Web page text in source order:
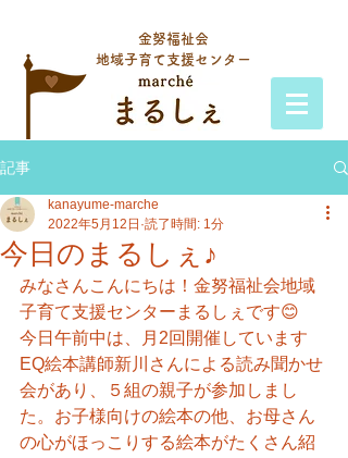
金努福祉会
地域子育て支援センター
記事
今日のまるしぇ♪
kanayume-marche
2022年5月12日 読了時間: 1分
みなさんこんにちは！金努福祉会地域
子育て支援センターまるしぇです😊
今日午前中は、月2回開催しています
EQ絵本講師新川さんによる読み聞かせ
会があり、５組の親子が参加しまし
た。お子様向けの絵本の他、お母さん
の心がほっこりする絵本がたくさん紹